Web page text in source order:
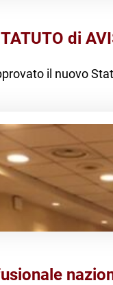
di
il nuovo